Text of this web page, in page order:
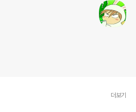
더보기